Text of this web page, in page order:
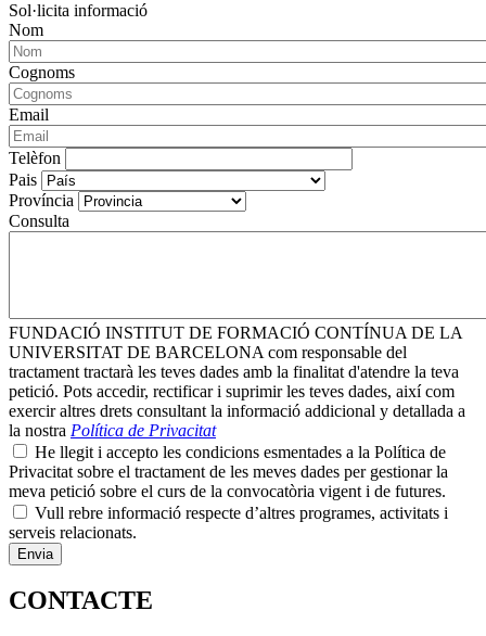
Sol·licita informació
Nom
Cognoms
Email
Telèfon
Pais
Província
Consulta
FUNDACIÓ INSTITUT DE FORMACIÓ CONTÍNUA DE LA
UNIVERSITAT DE BARCELONA com responsable del
tractament tractarà les teves dades amb la finalitat d'atendre la teva
petició. Pots accedir, rectificar i suprimir les teves dades, així com
exercir altres drets consultant la informació addicional y detallada a
la nostra Política de Privacitat
He llegit i accepto les condicions esmentades a la Política de
Privacitat sobre el tractament de les meves dades per gestionar la
meva petició sobre el curs de la convocatòria vigent i de futures.
Vull rebre informació respecte d’altres programes, activitats i
serveis relacionats.
CONTACTE